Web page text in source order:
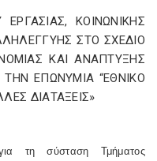
ΚΟΙΝΩΝΙΚΗΣ
ΣΤΟ ΣΧΕΔΙΟ
ΚΑΙ ΑΝΑΠΤΥΞΗΣ
ΕΠΩΝΥΜΙΑ “ΕΘΝΙΚΟ
ΔΙΑΤΑΞΕΙΣ»
τη σύσταση Τμήματος